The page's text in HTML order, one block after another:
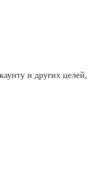
и других целей,